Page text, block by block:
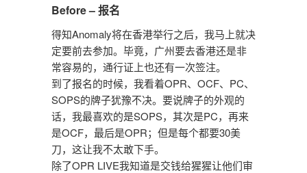
Before – 报名
得知Anomaly将在香港举行之后，我马上就决
定要前去参加。毕竟，广州要去香港还是非
常容易的，通行证上也还有一次签注。
到了报名的时候，我看着OPR、OCF、PC、
SOPS的牌子犹豫不决。要说牌子的外观的
话，我最喜欢的是SOPS，其次是PC，再来
是OCF，最后是OPR；但是每个都要30美
刀，这让我不太敢下手。
除了OPR LIVE我知道是交钱给猩猩让他们审